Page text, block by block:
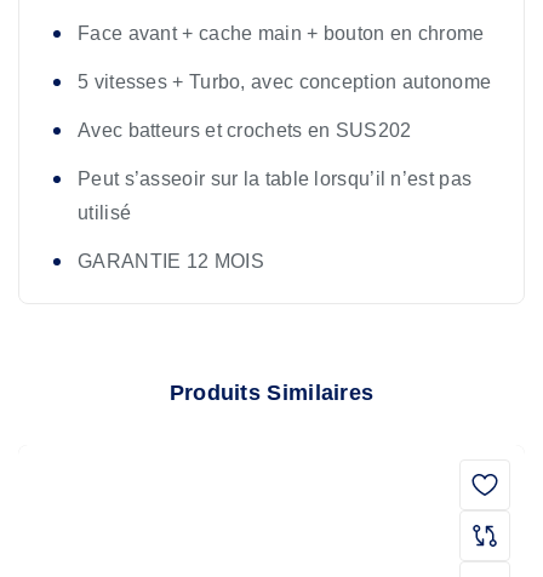
Face avant + cache main + bouton en chrome
5 vitesses + Turbo, avec conception autonome
Avec batteurs et crochets en SUS202
Peut s’asseoir sur la table lorsqu’il n’est pas
utilisé
GARANTIE 12 MOIS
Produits Similaires